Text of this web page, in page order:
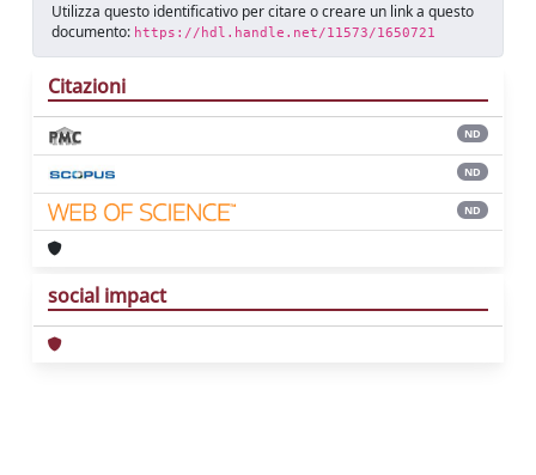
Utilizza questo identificativo per citare o creare un link a questo
documento: https://hdl.handle.net/11573/1650721
Citazioni
ND
ND
ND
social impact